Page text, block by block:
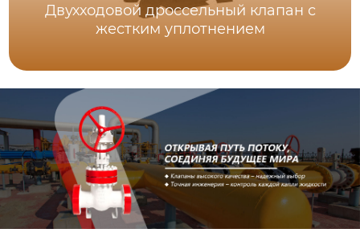
Двухходовой дроссельный клапан с
жестким уплотнением